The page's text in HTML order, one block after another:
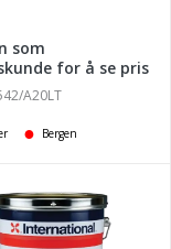
som
for å se pris
A20LT
Bergen